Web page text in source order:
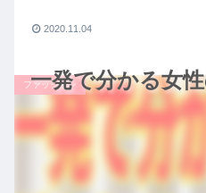
一発で分かる女
ファッション
2020.11.04